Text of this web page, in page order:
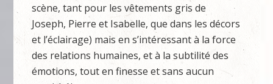
scène, tant pour les vêtements gris de
Joseph, Pierre et Isabelle, que dans les décors
et l’éclairage) mais en s’intéressant à la force
des relations humaines, et à la subtilité des
émotions, tout en finesse et sans aucun